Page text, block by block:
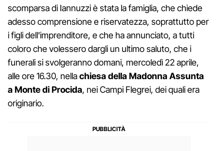
scomparsa di Iannuzzi è stata la famiglia, che chiede
adesso comprensione e riservatezza, soprattutto per
i figli dell'imprenditore, e che ha annunciato, a tutti
coloro che volessero dargli un ultimo saluto, che i
funerali si svolgeranno domani, mercoledì 22 aprile,
alle ore 16.30, nellachiesa della Madonna Assunta
a Monte di Procida, nei Campi Flegrei, dei quali era
originario.